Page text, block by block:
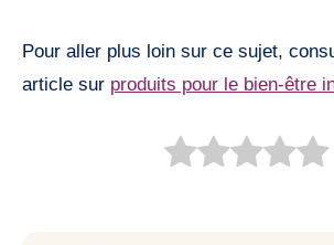
Pour aller plus loin sur ce sujet,
article sur produits pour le bien-être